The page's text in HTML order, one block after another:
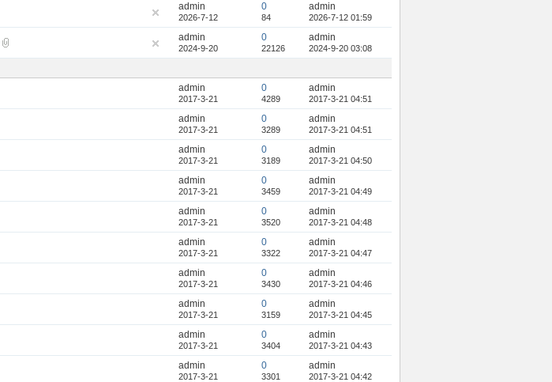
admin
2026-7-12
0
84
admin
2026-7-12 01:59
admin
2024-9-20
0
22126
admin
2024-9-20 03:08
admin
2017-3-21
0
4289
admin
2017-3-21 04:51
admin
2017-3-21
0
3289
admin
2017-3-21 04:51
admin
2017-3-21
0
3189
admin
2017-3-21 04:50
admin
2017-3-21
0
3459
admin
2017-3-21 04:49
admin
2017-3-21
0
3520
admin
2017-3-21 04:48
admin
2017-3-21
0
3322
admin
2017-3-21 04:47
admin
2017-3-21
0
3430
admin
2017-3-21 04:46
admin
2017-3-21
0
3159
admin
2017-3-21 04:45
admin
2017-3-21
0
3404
admin
2017-3-21 04:43
admin
2017-3-21
0
3301
admin
2017-3-21 04:42